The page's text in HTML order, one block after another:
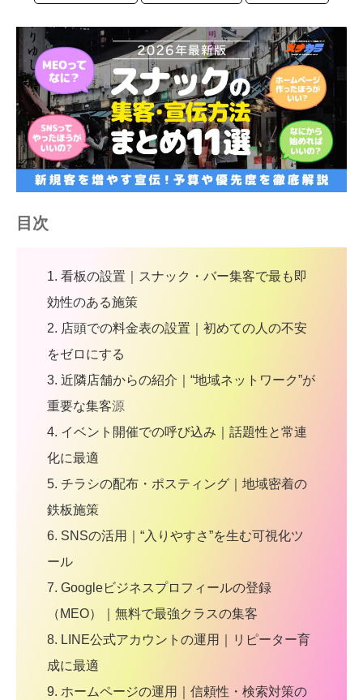
目次
1. 看板の設置｜スナック・バー集客で最も即
効性のある施策
2. 店頭での料金表の設置｜初めての人の不安
をゼロにする
3. 近隣店舗からの紹介｜“地域ネットワーク”が
重要な集客源
4. イベント開催での呼び込み｜話題性と常連
化に最適
5. チラシの配布・ポスティング｜地域密着の
鉄板施策
6. SNSの活用｜“入りやすさ”を生む可視化ツ
ール
7. Googleビジネスプロフィールの登録
（MEO）｜無料で最強クラスの集客
8. LINE公式アカウントの運用｜リピーター育
成に最適
9. ホームページの運用｜信頼性・検索対策の